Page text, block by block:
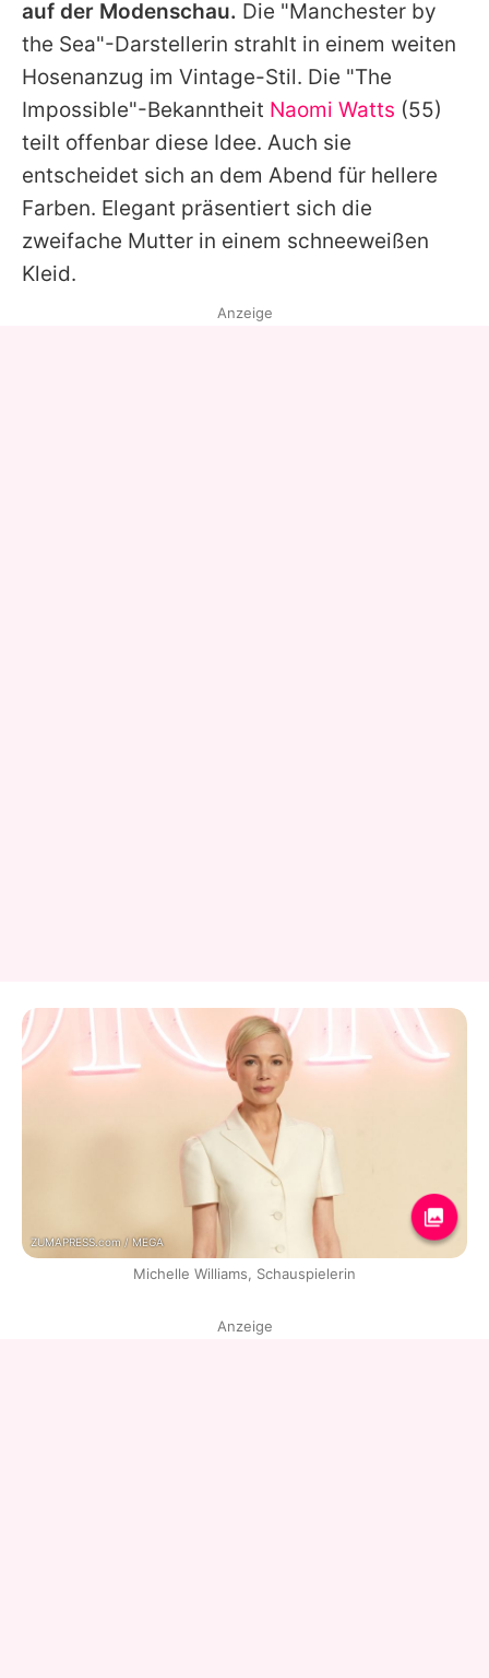
auf der Modenschau. Die "Manchester by
the Sea"-Darstellerin strahlt in einem weiten
Hosenanzug im Vintage-Stil. Die "The
Impossible"-Bekanntheit Naomi Watts (55)
teilt offenbar diese Idee. Auch sie
entscheidet sich an dem Abend für hellere
Farben. Elegant präsentiert sich die
zweifache Mutter in einem schneeweißen
Kleid.
Anzeige
ZUMAPRESS.com / MEGA
Michelle Williams, Schauspielerin
Anzeige